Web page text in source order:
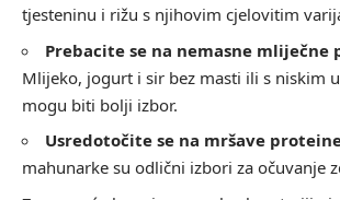
tjesteninu i rižu s njihovim cjelovitim
Prebacite se na nemasne mliječne
Mlijeko, jogurt i sir bez masti ili s niskim
mogu biti bolji izbor.
Usredotočite se na mršave
mahunarke su odlični izbori za očuvanje